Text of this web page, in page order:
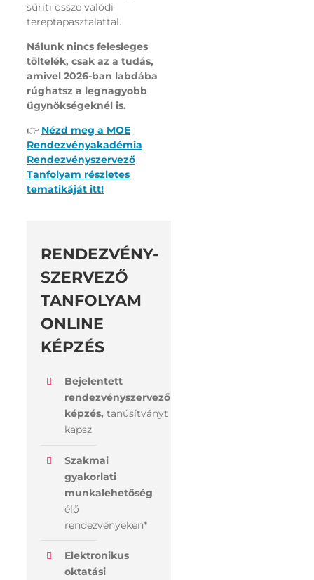
sűríti össze valódi
tereptapasztalattal.
Nálunk nincs felesleges
töltelék, csak az a tudás,
amivel 2026-ban labdába
rúghatsz a legnagyobb
ügynökségeknél is.
👉 Nézd meg a MOE
Rendezvényakadémia
Rendezvényszervező
Tanfolyam részletes
tematikáját itt!
RENDEZVÉNY-
SZERVEZŐ
TANFOLYAM
ONLINE
KÉPZÉS
Bejelentett
rendezvényszervező
képzés, tanúsítványt
kapsz
Szakmai
gyakorlati
munkalehetőség
élő
rendezvényeken*
Elektronikus
oktatási